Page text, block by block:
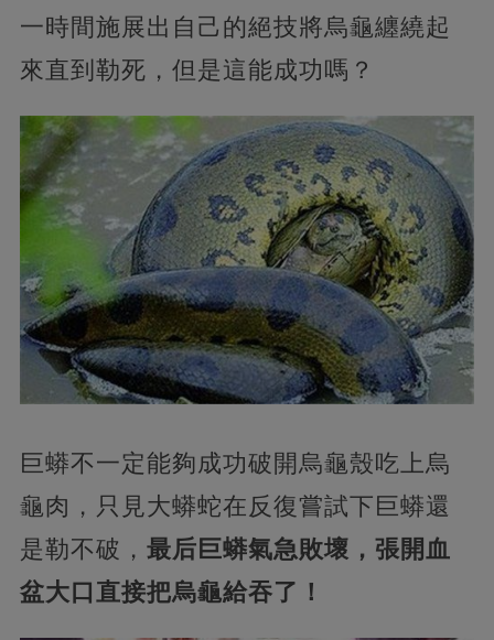
一時間施展出自己的絕技將烏龜纏繞起
來直到勒死，但是這能成功嗎？
巨蟒不一定能夠成功破開烏龜殼吃上烏
龜肉，只見大蟒蛇在反復嘗試下巨蟒還
是勒不破， 最后巨蟒氣急敗壞，張開血
盆大口直接把烏龜給吞了！